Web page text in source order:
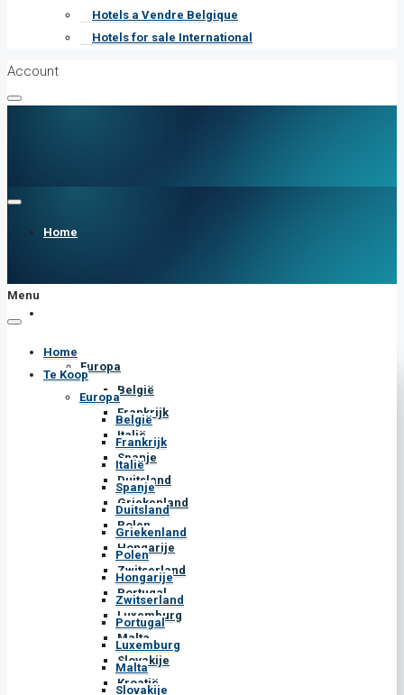
Hotels a Vendre Belgique
Hotels for sale International
Account
Italië
Spanje
Duitsland
Griekenland
Polen
Hongarije
Zwitserland
Portugal
Luxemburg
Malta
Slovakije
Kroatië
Nederland
Noorwegen
België
Frankrijk
Italië
Spanje
Duitsland
Griekenland
Polen
Hongarije
Zwitserland
Portugal
Luxemburg
Malta
Slovakije
Kroatië
Nederland